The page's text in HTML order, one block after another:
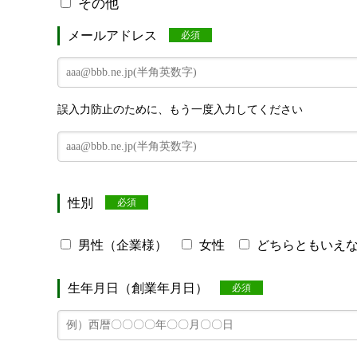
その他
メールアドレス 必須
誤入力防止のために、もう一度入力してください
性別 必須
男性（企業様） 女性 どちらともいえ
生年月日（創業年月日） 必須